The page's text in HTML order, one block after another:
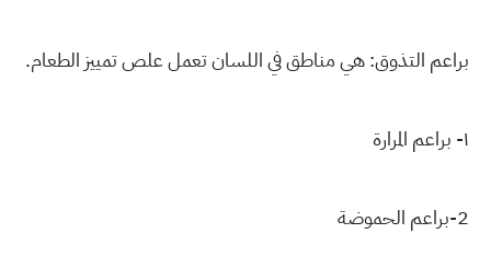
براعم التذوق: هي مناطق في اللسان تعمل علص تمييز الطعام.
١- براعم المرارة
2-براعم الحموضة